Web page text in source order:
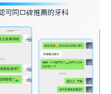
可同口碑推薦的牙科